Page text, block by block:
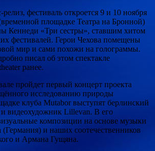
фестиваль откроется 9 и 10 ноября
площадке Театра на Бронной)
Кеннеди «Три сестры», ставшим хитом
фестивалей. Герои Чехова помещены
мир и сами похожи на голограммы.
писал об этом спектакле
ранее.
пройдет первый концерт проекта
исследованию природы
клуба Mutabor выступят берлинский
и видеохудожник Lillevan. В его
композиции на основе музыки
и наших соотечественников
и Армана Гущяна.